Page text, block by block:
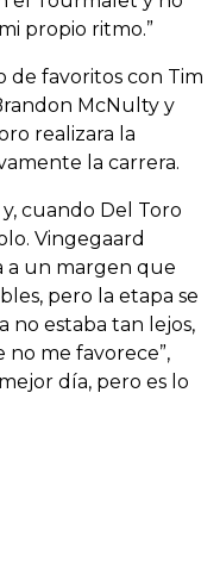
propio ritmo.”
de favoritos con Tim
McNulty y
realizara la
la carrera.
cuando Del Toro
Vingegaard
a un margen que
pero la etapa se
no estaba tan lejos,
no me favorece”,
día, pero es lo